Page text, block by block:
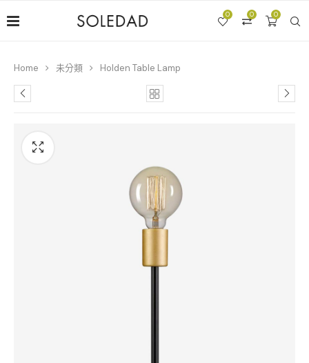
0
0
0
Home 未分類 Holden Table Lamp